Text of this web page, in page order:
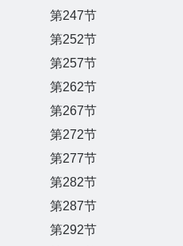
第247节
第252节
第257节
第262节
第267节
第272节
第277节
第282节
第287节
第292节